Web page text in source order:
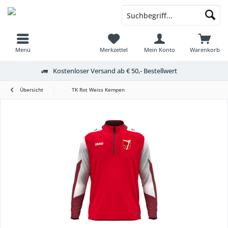
Menü Warenkorb
Merkzettel Mein Konto
Kostenloser Versand ab € 50,- Bestellwert
Übersicht TK Rot Weiss Kempen